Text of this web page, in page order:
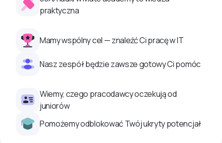
praktyczna
Mamy wspólny cel — znaleźć Ci pracę w IT
Nasz zespół będzie zawsze gotowy Ci pomóc
Wiemy, czego pracodawcy oczekują od
juniorów
Pomożemy odblokować Twój ukryty potencjał